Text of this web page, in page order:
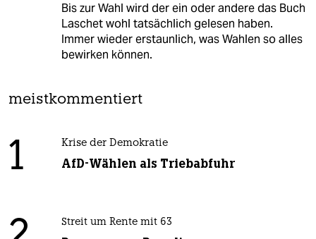
Bis zur Wahl wird der ein oder andere das Buch
Laschet wohl tatsächlich gelesen haben.
Immer wieder erstaunlich, was Wahlen so alles
bewirken können.
meistkommentiert
1 Krise der Demokratie
AfD-Wählen als Triebabfuhr
Streit um Rente mit 63